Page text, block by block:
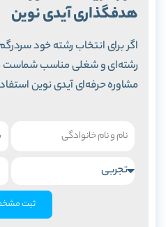
هدفگذاری آیدی نوین
اگر برای انتخاب رشته خود
رشته‌ای و شغلی مناسب شماست
مشاوره حرفه‌ای آیدی نوین
ثبت